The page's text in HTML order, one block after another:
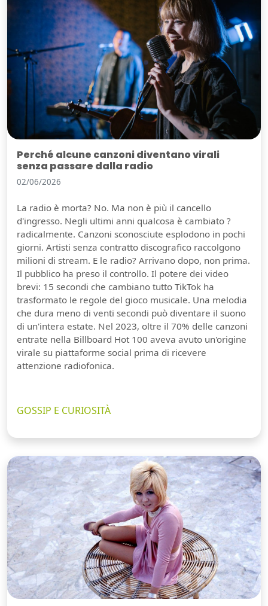
Perché alcune canzoni diventano virali
senza passare dalla radio
02/06/2026
La radio è morta? No. Ma non è più il cancello
d'ingresso. Negli ultimi anni qualcosa è cambiato ?
radicalmente. Canzoni sconosciute esplodono in pochi
giorni. Artisti senza contratto discografico raccolgono
milioni di stream. E le radio? Arrivano dopo, non prima.
Il pubblico ha preso il controllo. Il potere dei video
brevi: 15 secondi che cambiano tutto TikTok ha
trasformato le regole del gioco musicale. Una melodia
che dura meno di venti secondi può diventare il suono
di un'intera estate. Nel 2023, oltre il 70% delle canzoni
entrate nella Billboard Hot 100 aveva avuto un'origine
virale su piattaforme social prima di ricevere
attenzione radiofonica.
GOSSIP E CURIOSITÀ